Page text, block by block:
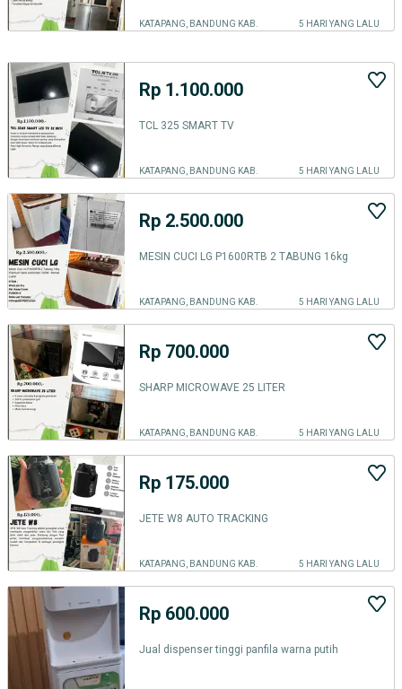
KATAPANG, BANDUNG KAB. 5 HARI YANG LALU
Rp 1.100.000
TCL 325 SMART TV
KATAPANG, BANDUNG KAB. 5 HARI YANG LALU
Rp 2.500.000
MESIN CUCI LG P1600RTB 2 TABUNG 16kg
KATAPANG, BANDUNG KAB. 5 HARI YANG LALU
Rp 700.000
SHARP MICROWAVE 25 LITER
KATAPANG, BANDUNG KAB. 5 HARI YANG LALU
Rp 175.000
JETE W8 AUTO TRACKING
KATAPANG, BANDUNG KAB. 5 HARI YANG LALU
Rp 600.000
Jual dispenser tinggi panfila warna putih